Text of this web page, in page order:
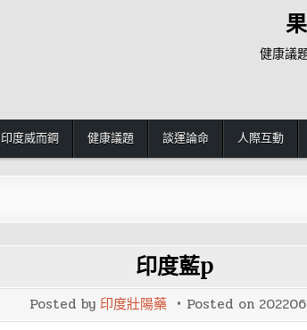
健康議
印度威而鋼 健康議題 談運論命 人際互動
印度藍p
Posted by 印度壯陽藥 Posted on